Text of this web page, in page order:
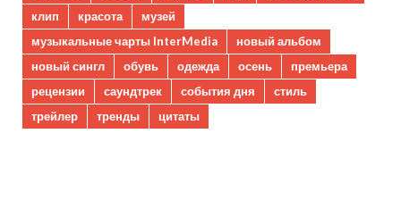
клип
красота
музей
музыкальные чарты InterMedia
новый альбом
новый сингл
обувь одежда осень
премьера
рецензии
саундтрек события дня
стиль
трейлер
тренды цитаты